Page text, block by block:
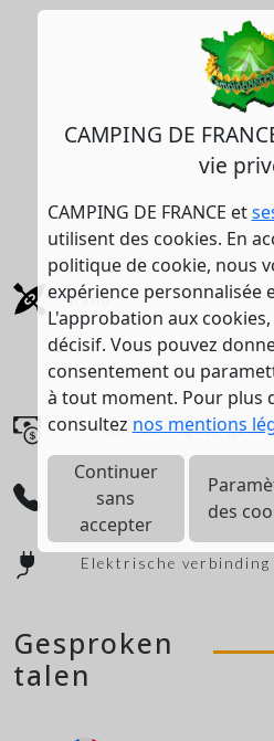
CAMPING DE
vie
CAMPING DE FRANCE et
utilisent des cookies. En
politique de cookie, nous
expérience personnalisée
L'approbation aux
décisif. Vous pouvez
consentement ou
à tout moment. Pour plus
consultez nos mentions
Continuer
sans
accepter
des
Kano
Vakantiecheques
Telefoon
Elektrische verbinding
Gesproken
talen